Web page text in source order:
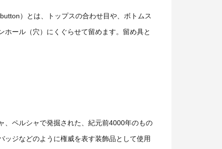
）とは、トップスの合わせ目や、ボトムス
ール（穴）にくぐらせて留めます。留め具と
、ペルシャで発掘された、紀元前4000年のもの
ジなどのように権威を表す装飾品として使用